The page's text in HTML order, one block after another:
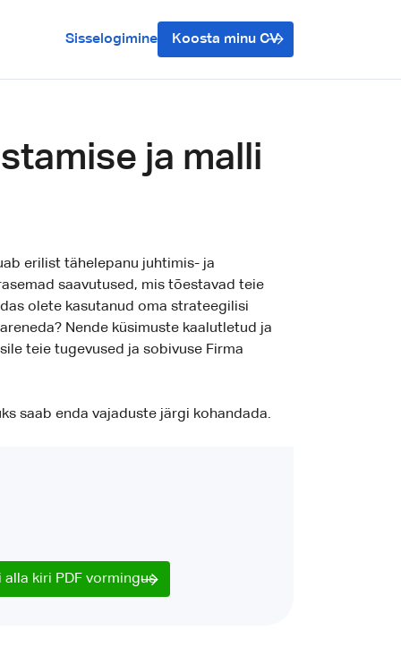
Sisselogimine Koosta minu CV
ja malli
erilist tähelepanu juhtimis- ja
saavutused, mis tõestavad teie
olete kasutanud oma strateegilisi
Nende küsimuste kaalutletud ja
teie tugevused ja sobivuse Firma
saab enda vajaduste järgi kohandada.
alla kiri PDF vormingus